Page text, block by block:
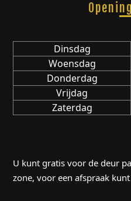
Dinsdag
Woensdag
Donderdag
Vrijdag
Zaterdag
U kunt gratis voor de deur
zone, voor een afspraak